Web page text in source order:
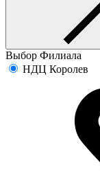
Выбор Филиала
НДЦ Королев